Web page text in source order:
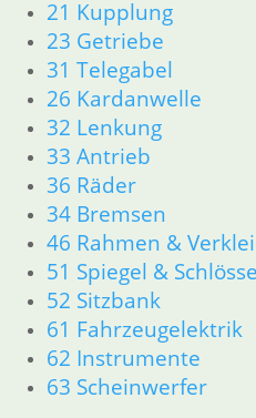
21 Kupplung
23 Getriebe
31 Telegabel
26 Kardanwelle
32 Lenkung
33 Antrieb
36 Räder
34 Bremsen
46 Rahmen &
51 Spiegel &
52 Sitzbank
61 Fahrzeugelektrik
62 Instrumente
63 Scheinwerfer
12 Motorelektrik
13 Vergaser
16 Tank
18 Auspuff
21 Kupplung
23 Getriebe
34 Bremsen
36 Räder
46 Rahmen & Verkleidung
51 Spiegel & Schlösser
52 Sitzbank
61 Fahrzeugelektrik
62 Instrumente
63 Scheinwerfer
R80GS ab 1991 bis R100GS